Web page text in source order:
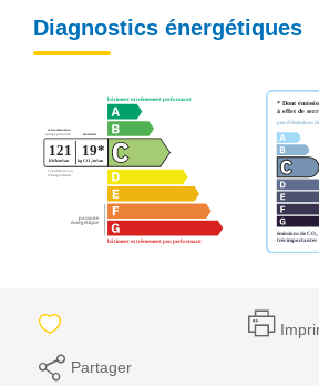
Diagnostics énergétiques
Partager